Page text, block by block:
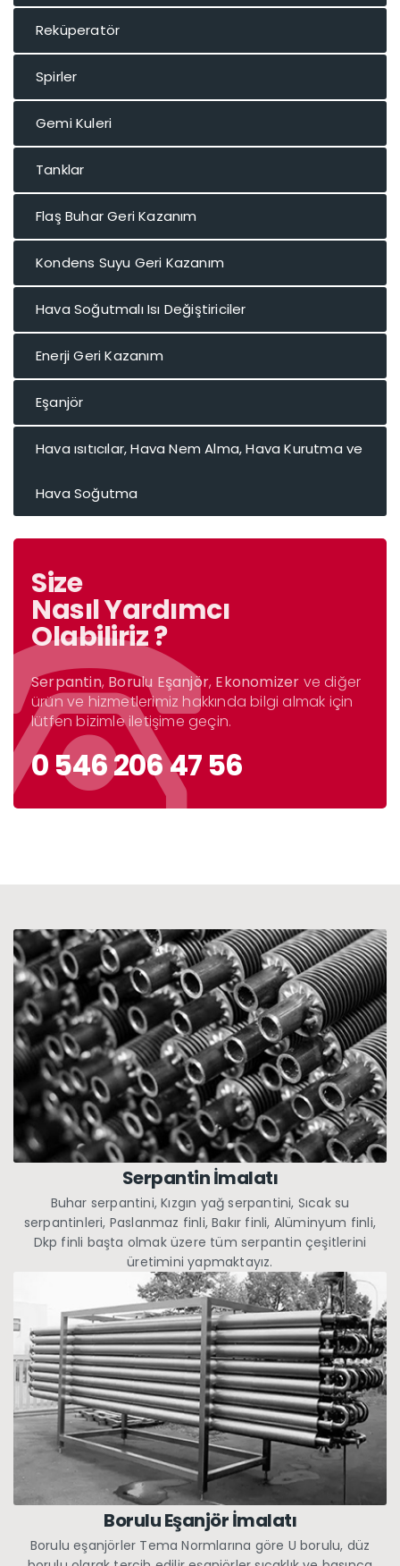
Reküperatör
Spirler
Gemi Kuleri
Tanklar
Flaş Buhar Geri Kazanım
Kondens Suyu Geri Kazanım
Hava Soğutmalı Isı Değiştiriciler
Enerji Geri Kazanım
Eşanjör
Hava ısıtıcılar, Hava Nem Alma, Hava Kurutma ve
Hava Soğutma
Size
Nasıl Yardımcı
Olabiliriz ?
Serpantin, Borulu Eşanjör, Ekonomizer ve diğer
ürün ve hizmetlerimiz hakkında bilgi almak için
lütfen bizimle iletişime geçin.
0 546 206 47 56
Serpantin İmalatı
Buhar serpantini, Kızgın yağ serpantini, Sıcak su
serpantinleri, Paslanmaz finli, Bakır finli, Alüminyum finli,
Dkp finli başta olmak üzere tüm serpantin çeşitlerini
üretimini yapmaktayız.
Borulu Eşanjör İmalatı
Borulu eşanjörler Tema Normlarına göre U borulu, düz